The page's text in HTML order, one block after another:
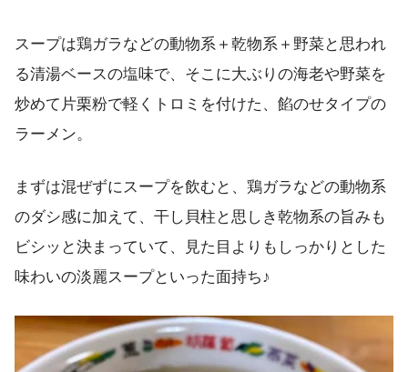
スープは鶏ガラなどの動物系＋乾物系＋野菜と思われ
る清湯ベースの塩味で、そこに大ぶりの海老や野菜を
炒めて片栗粉で軽くトロミを付けた、餡のせタイプの
ラーメン。
まずは混ぜずにスープを飲むと、鶏ガラなどの動物系
のダシ感に加えて、干し貝柱と思しき乾物系の旨みも
ビシッと決まっていて、見た目よりもしっかりとした
味わいの淡麗スープといった面持ち♪